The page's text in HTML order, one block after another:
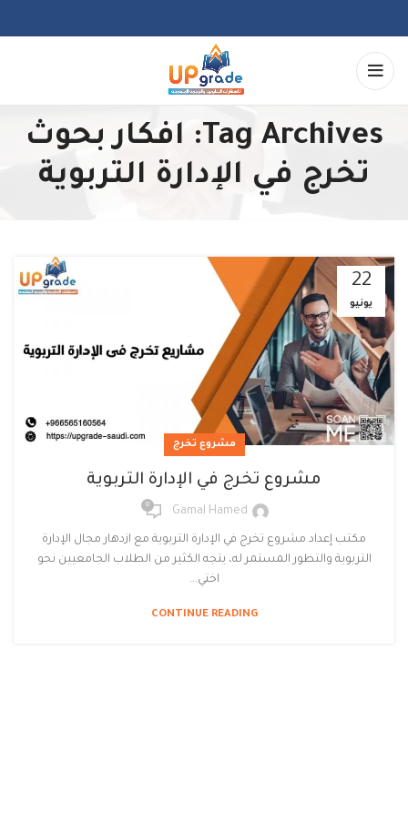
Tag Archives: افكار بحوث
تخرج في الإدارة التربوية
22
يونيو
مشروع تخرج
مشروع تخرج في الإدارة التربوية
Gamal Hamed
0
مكتب إعداد مشروع تخرج في الإدارة التربوية مع ازدهار مجال الإدارة
التربوية والتطور المستمر له، يتجه الكثير من الطلاب الجامعيين نحو
اختي...
CONTINUE READING